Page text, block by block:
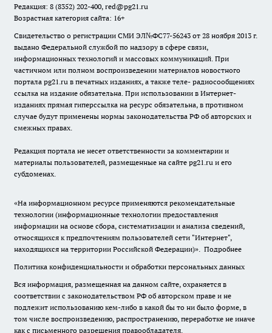
Редакция: 8 (8352) 202-400, red@pg21.ru
Возрастная категория сайта: 16+
Свидетельство о регистрации СМИ ЭЛ№ФС77-56243 от 28 ноября 2013 г.
выдано Федеральной службой по надзору в сфере связи,
информационных технологий и массовых коммуникаций. При
частичном или полном воспроизведении материалов новостного
портала pg21.ru в печатных изданиях, а также теле- радиосообщениях
ссылка на издание обязательна. При использовании в Интернет-
изданиях прямая гиперссылка на ресурс обязательна, в противном
случае будут применены нормы законодательства РФ об авторских и
смежных правах.
Редакция портала не несет ответственности за комментарии и
материалы пользователей, размещенные на сайте pg21.ru и его
субдоменах.
«На информационном ресурсе применяются рекомендательные
технологии (информационные технологии предоставления
информации на основе сбора, систематизации и анализа сведений,
относящихся к предпочтениям пользователей сети "Интернет",
находящихся на территории Российской Федерации)». Подробнее
Политика конфиденциальности и обработки персональных данных
Вся информация, размещенная на данном сайте, охраняется в
соответствии с законодательством РФ об авторском праве и не
подлежит использованию кем-либо в какой бы то ни было форме, в
том числе воспроизведению, распространению, переработке не иначе
как с письменного разрешения правообладателя.